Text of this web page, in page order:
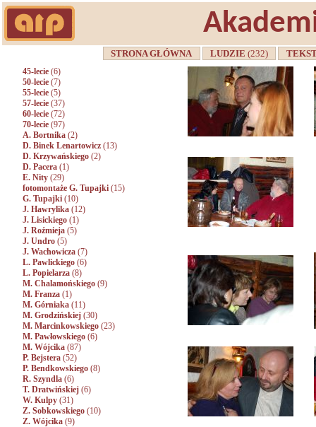
STRONA GŁÓWNA LUDZIE(232)
45-lecie (6)
50-lecie (7)
55-lecie (5)
57-lecie (37)
60-lecie (72)
70-lecie (97)
A. Bortnika (2)
D. Binek Lenartowicz (13)
D. Krzywańskiego (2)
D. Pacera (1)
E. Nity (29)
fotomontaże G. Tupajki (15)
G. Tupajki (10)
J. Hawrylika (12)
J. Lisickiego (1)
J. Roźmieja (5)
J. Undro (5)
J. Wachowicza (7)
L. Pawlickiego (6)
L. Popielarza (8)
M. Chalamońskiego (9)
M. Franza (1)
M. Górniaka (11)
M. Grodzińskiej (30)
M. Marcinkowskiego (23)
M. Pawłowskiego (6)
M. Wójcika (87)
P. Bejstera (52)
P. Bendkowskiego (8)
R. Szyndla (6)
T. Dratwińskiej (6)
W. Kulpy (31)
Z. Sobkowskiego (10)
Z. Wójcika (9)